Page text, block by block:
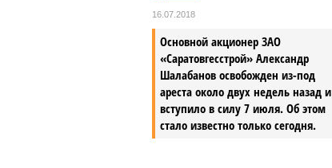
16.07.2018
Основной акционер ЗАО
«Саратовгесстрой» Александр
Шалабанов освобожден из-под
ареста около двух недель назад и
вступило в силу 7 июля. Об этом
стало известно только сегодня.